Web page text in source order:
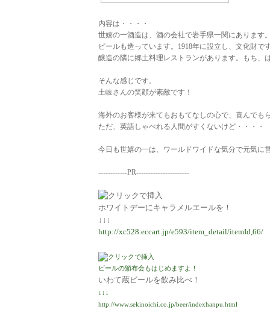
内容は・・・・
世嬉の一酒造は、酒の会社で岩手県一関にあります。
ビールも造っています。1918年に設立し、文化財です
醸造の隣に郷土料理レストランがあります。もち、
そんな感じです。
土岐さんの笑顔が素敵です！
海外のお客様が来てもおもてなしの心で、喜んでも
ただ、英語しゃべれる人間がすくないけど・・・・
今日も世嬉の一は、ワールドワイドな気分で元気に
------------PR----------------------
ホワイトデーにキャラメルエールを！
↓↓↓
http://xc528.eccart.jp/e593/item_detail/itemId,66/
ビールの頒布会もはじめますよ！
いわて蔵ビールを飲み比べ！
↓↓↓
http://www.sekinoichi.co.jp/beer/indexhanpu.html